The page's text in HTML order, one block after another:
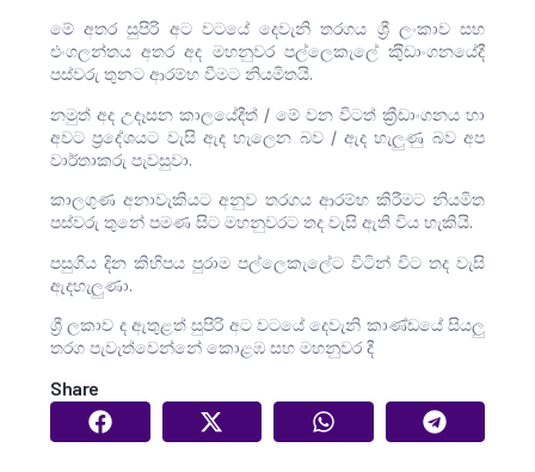
මේ අතර සුපිරි අට වටයේ දෙවැනි තරගය ශ්‍රී ලංකාව සහ
එංගලන්තය අතර අද මහනුවර පල්ලෙකැලේ කුීඩාංගනයේදී
පස්වරු තුනට ආරම්භ වීමට නියමිතයි.
නමුත් අද උදෑසන කාලයේදීත් / මේ වන විටත් ක්‍රීඩාංගනය හා
අවට ප්‍රදේශයට වැසි ඇද හැලෙන බව / ඇද හැලුණු බව අප
වාර්තාක⁣⁣රු පැවසුවා.
කාලගුණ අනාවැකියට අනුව තරගය ආරම්භ කිරීමට නියමිත
පස්වරු තුනේ පමණ සිට මහනුවරට තද වැසි ඇති විය හැකියි.
පසුගිය දින කිහිපය පුරාම පල්ලෙකැලේට විටින් විට තද වැසි
ඇදහැලුණා.
ශ්‍රී ලකාව ද ඇතුළත් සුපිරි අට වටයේ දෙවැනි කාණ්ඩයේ සියලු
තරග පැවැත්වෙන්නේ කොළඹ සහ මහනුවර දී
Share